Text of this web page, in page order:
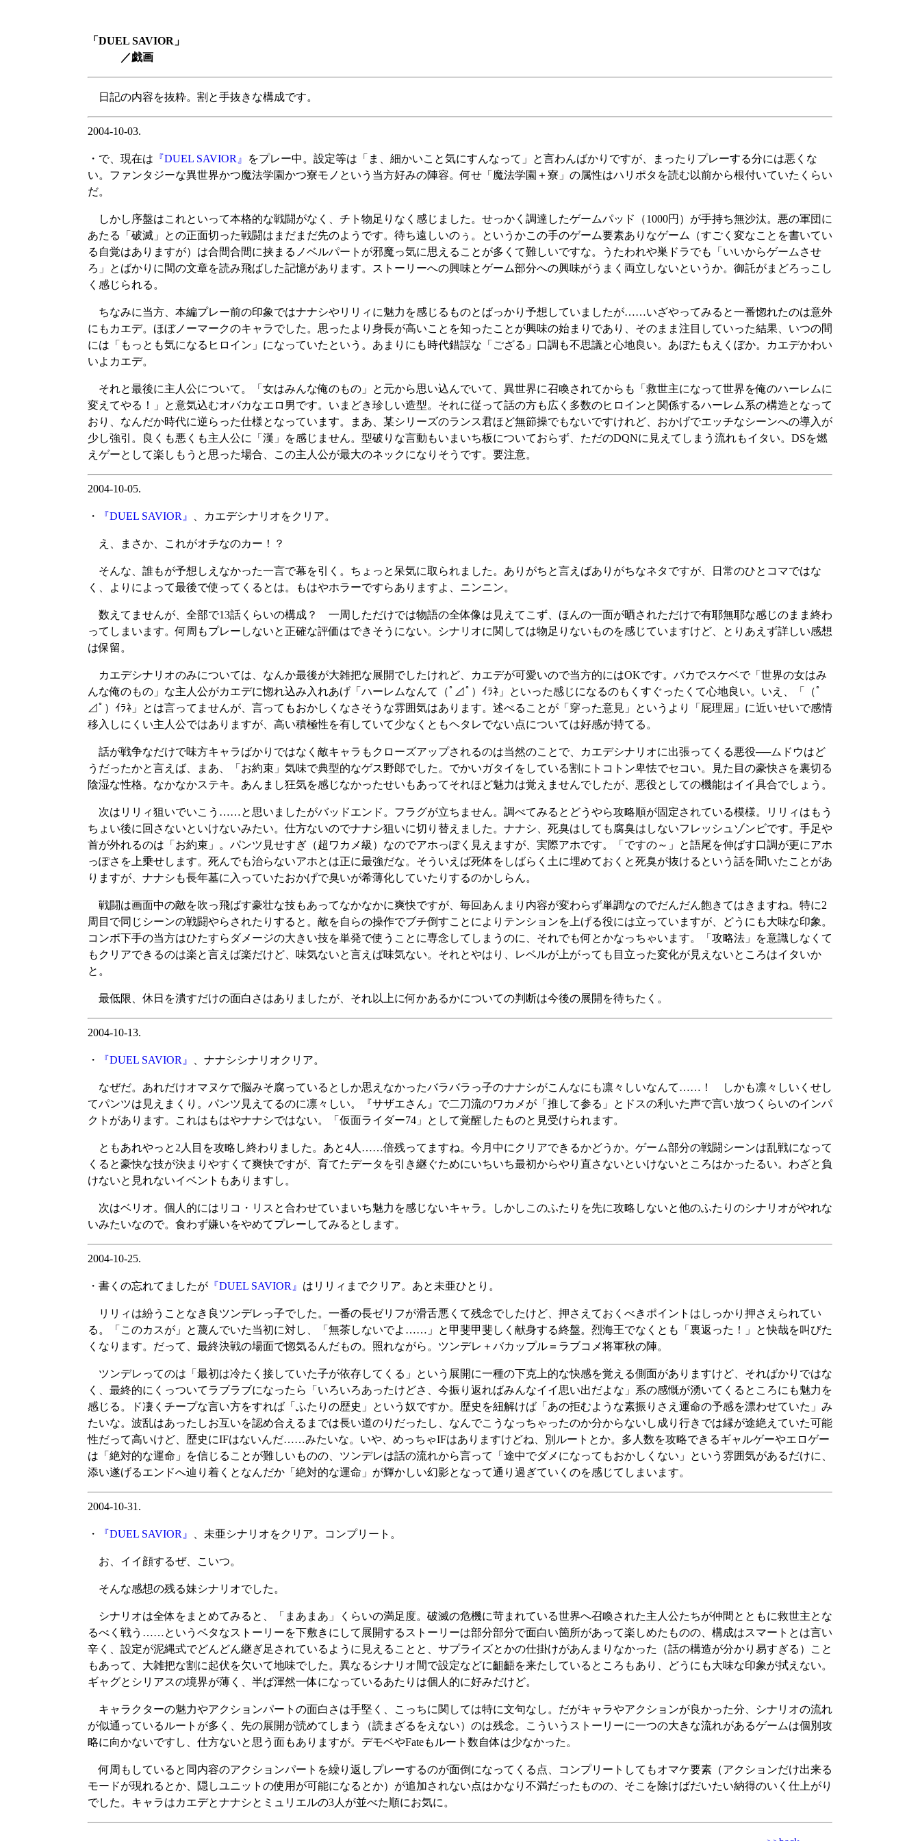
「DUEL SAVIOR」
／戯画
日記の内容を抜粋。割と手抜きな構成です。
2004-10-03.
・で、現在は 『DUEL SAVIOR』
をプレー中。設定等は「ま、細かいこと気にすんなって」と言わんばかりですが、まったりプレーする分には悪くな
い。ファンタジーな異世界かつ魔法学園かつ寮モノという当方好みの陣容。何せ「魔法学園＋寮」の属性はハリポタを読む以前から根付いていたくらい
だ。
しかし序盤はこれといって本格的な戦闘がなく、チト物足りなく感じました。せっかく調達したゲームパッド（1000円）が手持ち無沙汰。悪の軍団に
あたる「破滅」との正面切った戦闘はまだまだ先のようです。待ち遠しいのぅ。というかこの手のゲーム要素ありなゲーム（すごく変なことを書いてい
る自覚はありますが）は合間合間に挟まるノベルパートが邪魔っ気に思えることが多くて難しいですな。うたわれや巣ドラでも「いいからゲームさせ
ろ」とばかりに間の文章を読み飛ばした記憶があります。ストーリーへの興味とゲーム部分への興味がうまく両立しないというか。御託がまどろっこし
く感じられる。
ちなみに当方、本編プレー前の印象ではナナシやリリィに魅力を感じるものとばっかり予想していましたが……いざやってみると一番惚れたのは意外
にもカエデ。ほぼノーマークのキャラでした。思ったより身長が高いことを知ったことが興味の始まりであり、そのまま注目していった結果、いつの間
には「もっとも気になるヒロイン」になっていたという。あまりにも時代錯誤な「ござる」口調も不思議と心地良い。あぼたもえくぼか。カエデかわい
いよカエデ。
それと最後に主人公について。「女はみんな俺のもの」と元から思い込んでいて、異世界に召喚されてからも「救世主になって世界を俺のハーレムに
変えてやる！」と意気込むオバカなエロ男です。いまどき珍しい造型。それに従って話の方も広く多数のヒロインと関係するハーレム系の構造となって
おり、なんだか時代に逆らった仕様となっています。まあ、某シリーズのランス君ほど無節操でもないですけれど、おかげでエッチなシーンへの導入が
少し強引。良くも悪くも主人公に「漢」を感じません。型破りな言動もいまいち板についておらず、ただのDQNに見えてしまう流れもイタい。DSを燃
えゲーとして楽しもうと思った場合、この主人公が最大のネックになりそうです。要注意。
2004-10-05.
・ 『DUEL SAVIOR』 、カエデシナリオをクリア。
え、まさか、これがオチなのカー！？
そんな、誰もが予想しえなかった一言で幕を引く。ちょっと呆気に取られました。ありがちと言えばありがちなネタですが、日常のひとコマではな
く、よりによって最後で使ってくるとは。もはやホラーですらありますよ、ニンニン。
数えてませんが、全部で13話くらいの構成？ 一周しただけでは物語の全体像は見えてこず、ほんの一面が晒されただけで有耶無耶な感じのまま終わ
ってしまいます。何周もプレーしないと正確な評価はできそうにない。シナリオに関しては物足りないものを感じていますけど、とりあえず詳しい感想
は保留。
カエデシナリオのみについては、なんか最後が大雑把な展開でしたけれど、カエデが可愛いので当方的にはOKです。バカでスケベで「世界の女はみ
んな俺のもの」な主人公がカエデに惚れ込み入れあげ「ハーレムなんて（ﾟ⊿ﾟ）ｲﾗﾈ」といった感じになるのもくすぐったくて心地良い。いえ、「（ﾟ
⊿ﾟ）ｲﾗﾈ」とは言ってませんが、言ってもおかしくなさそうな雰囲気はあります。述べることが「穿った意見」というより「屁理屈」に近いせいで感情
移入しにくい主人公ではありますが、高い積極性を有していて少なくともヘタレでない点については好感が持てる。
話が戦争なだけで味方キャラばかりではなく敵キャラもクローズアップされるのは当然のことで、カエデシナリオに出張ってくる悪役──ムドウはど
うだったかと言えば、まあ、「お約束」気味で典型的なゲス野郎でした。でかいガタイをしている割にトコトン卑怯でセコい。見た目の豪快さを裏切る
陰湿な性格。なかなかステキ。あんまし狂気を感じなかったせいもあってそれほど魅力は覚えませんでしたが、悪役としての機能はイイ具合でしょう。
次はリリィ狙いでいこう……と思いましたがバッドエンド。フラグが立ちません。調べてみるとどうやら攻略順が固定されている模様。リリィはもう
ちょい後に回さないといけないみたい。仕方ないのでナナシ狙いに切り替えました。ナナシ、死臭はしても腐臭はしないフレッシュゾンビです。手足や
首が外れるのは「お約束」。パンツ見せすぎ（超ワカメ級）なのでアホっぽく見えますが、実際アホです。「ですの～」と語尾を伸ばす口調が更にアホ
っぽさを上乗せします。死んでも治らないアホとは正に最強だな。そういえば死体をしばらく土に埋めておくと死臭が抜けるという話を聞いたことがあ
りますが、ナナシも長年墓に入っていたおかげで臭いが希薄化していたりするのかしらん。
戦闘は画面中の敵を吹っ飛ばす豪壮な技もあってなかなかに爽快ですが、毎回あんまり内容が変わらず単調なのでだんだん飽きてはきますね。特に2
周目で同じシーンの戦闘やらされたりすると。敵を自らの操作でブチ倒すことによりテンションを上げる役には立っていますが、どうにも大味な印象。
コンボ下手の当方はひたすらダメージの大きい技を単発で使うことに専念してしまうのに、それでも何とかなっちゃいます。「攻略法」を意識しなくて
もクリアできるのは楽と言えば楽だけど、味気ないと言えば味気ない。それとやはり、レベルが上がっても目立った変化が見えないところはイタいか
と。
最低限、休日を潰すだけの面白さはありましたが、それ以上に何かあるかについての判断は今後の展開を待ちたく。
2004-10-13.
・ 『DUEL SAVIOR』 、ナナシシナリオクリア。
なぜだ。あれだけオマヌケで脳みそ腐っているとしか思えなかったバラバラっ子のナナシがこんなにも凛々しいなんて……！ しかも凛々しいくせし
てパンツは見えまくり。パンツ見えてるのに凛々しい。『サザエさん』で二刀流のワカメが「推して参る」とドスの利いた声で言い放つくらいのインパ
クトがあります。これはもはやナナシではない。「仮面ライダー74」として覚醒したものと見受けられます。
ともあれやっと2人目を攻略し終わりました。あと4人……倍残ってますね。今月中にクリアできるかどうか。ゲーム部分の戦闘シーンは乱戦になって
くると豪快な技が決まりやすくて爽快ですが、育てたデータを引き継ぐためにいちいち最初からやり直さないといけないところはかったるい。わざと負
けないと見れないイベントもありますし。
次はベリオ。個人的にはリコ・リスと合わせていまいち魅力を感じないキャラ。しかしこのふたりを先に攻略しないと他のふたりのシナリオがやれな
いみたいなので。食わず嫌いをやめてプレーしてみるとします。
2004-10-25.
・書くの忘れてましたが 『DUEL SAVIOR』 はリリィまでクリア。あと未亜ひとり。
リリィは紛うことなき良ツンデレっ子でした。一番の長ゼリフが滑舌悪くて残念でしたけど、押さえておくべきポイントはしっかり押さえられてい
る。「このカスが」と蔑んでいた当初に対し、「無茶しないでよ……」と甲斐甲斐しく献身する終盤。烈海王でなくとも「裏返った！」と快哉を叫びた
くなります。だって、最終決戦の場面で惚気るんだもの。照れながら。ツンデレ＋バカップル＝ラブコメ将軍秋の陣。
ツンデレってのは「最初は冷たく接していた子が依存してくる」という展開に一種の下克上的な快感を覚える側面がありますけど、そればかりではな
く、最終的にくっついてラブラブになったら「いろいろあったけどさ、今振り返ればみんなイイ思い出だよな」系の感慨が湧いてくるところにも魅力を
感じる。ド凄くチープな言い方をすれば「ふたりの歴史」という奴ですか。歴史を紐解けば「あの拒むような素振りさえ運命の予感を漂わせていた」み
たいな。波乱はあったしお互いを認め合えるまでは長い道のりだったし、なんでこうなっちゃったのか分からないし成り行きでは縁が途絶えていた可能
性だって高いけど、歴史にIFはないんだ……みたいな。いや、めっちゃIFはありますけどね、別ルートとか。多人数を攻略できるギャルゲーやエロゲー
は「絶対的な運命」を信じることが難しいものの、ツンデレは話の流れから言って「途中でダメになってもおかしくない」という雰囲気があるだけに、
添い遂げるエンドへ辿り着くとなんだか「絶対的な運命」が輝かしい幻影となって通り過ぎていくのを感じてしまいます。
2004-10-31.
・ 『DUEL SAVIOR』 、未亜シナリオをクリア。コンプリート。
お、イイ顔するぜ、こいつ。
そんな感想の残る妹シナリオでした。
シナリオは全体をまとめてみると、「まあまあ」くらいの満足度。破滅の危機に苛まれている世界へ召喚された主人公たちが仲間とともに救世主とな
るべく戦う……というベタなストーリーを下敷きにして展開するストーリーは部分部分で面白い箇所があって楽しめたものの、構成はスマートとは言い
辛く、設定が泥縄式でどんどん継ぎ足されているように見えることと、サプライズとかの仕掛けがあんまりなかった（話の構造が分かり易すぎる）こと
もあって、大雑把な割に起伏を欠いて地味でした。異なるシナリオ間で設定などに齟齬を来たしているところもあり、どうにも大味な印象が拭えない。
ギャグとシリアスの境界が薄く、半ば渾然一体になっているあたりは個人的に好みだけど。
キャラクターの魅力やアクションパートの面白さは手堅く、こっちに関しては特に文句なし。だがキャラやアクションが良かった分、シナリオの流れ
が似通っているルートが多く、先の展開が読めてしまう（読まざるをえない）のは残念。こういうストーリーに一つの大きな流れがあるゲームは個別攻
略に向かないですし、仕方ないと思う面もありますが。デモベやFateもルート数自体は少なかった。
何周もしていると同内容のアクションパートを繰り返しプレーするのが面倒になってくる点、コンプリートしてもオマケ要素（アクションだけ出来る
モードが現れるとか、隠しユニットの使用が可能になるとか）が追加されない点はかなり不満だったものの、そこを除けばだいたい納得のいく仕上がり
でした。キャラはカエデとナナシとミュリエルの3人が並べた順にお気に。